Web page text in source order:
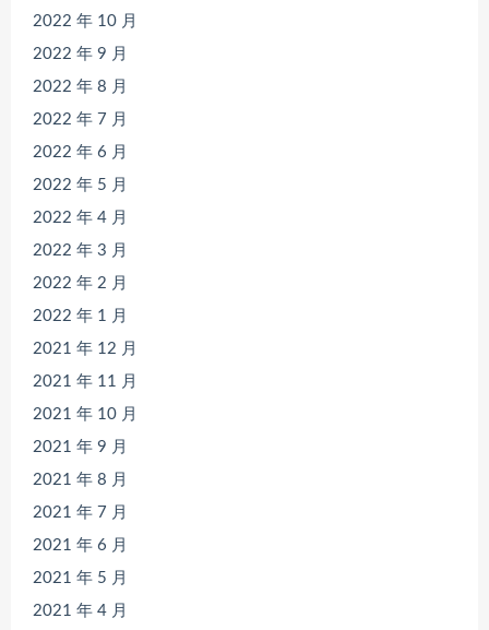
2022 年 10 月
2022 年 9 月
2022 年 8 月
2022 年 7 月
2022 年 6 月
2022 年 5 月
2022 年 4 月
2022 年 3 月
2022 年 2 月
2022 年 1 月
2021 年 12 月
2021 年 11 月
2021 年 10 月
2021 年 9 月
2021 年 8 月
2021 年 7 月
2021 年 6 月
2021 年 5 月
2021 年 4 月